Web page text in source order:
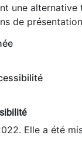
une alternative
de
Elle a été